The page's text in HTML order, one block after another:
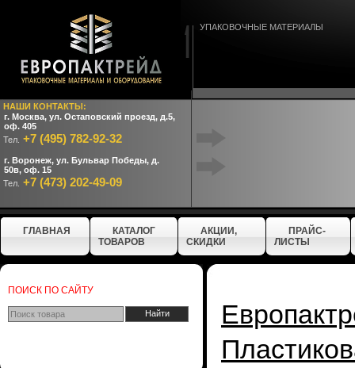
НАШИ КОНТАКТЫ:
г. Москва, ул. Остаповский проезд, д.5,
оф. 405
Тел. +7 (495) 782-92-32
г. Воронеж, ул. Бульвар Победы, д.
50в, оф. 15
Тел. +7 (473) 202-49-09
УПАКОВОЧНЫЕ МАТЕРИАЛЫ
ГЛАВНАЯ
КАТАЛОГ
ТОВАРОВ
АКЦИИ,
СКИДКИ
ПРАЙС-
ЛИСТЫ
ПОИСК ПО САЙТУ